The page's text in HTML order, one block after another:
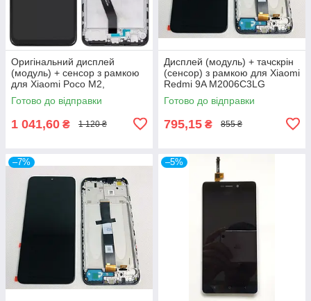
Оригінальний дисплей
(модуль) + сенсор з рамкою
для Xiaomi Poco M2,
MZB9919IN, M2004J19PI,
Original (PRC)
Готово до відправки
1 041,60 ₴ 1 120 ₴
Дисплей (модуль) + тачскрін
(сенсор) з рамкою для Xiaomi
Redmi 9A M2006C3LG
M2006C3LI M2006C3LC
Original (PRC)
Готово до відправки
795,15 ₴ 855 ₴
–7% –5%